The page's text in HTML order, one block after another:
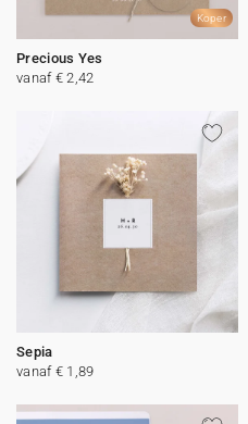
Koper
Precious Yes
vanaf € 2,42
Sepia
vanaf € 1,89